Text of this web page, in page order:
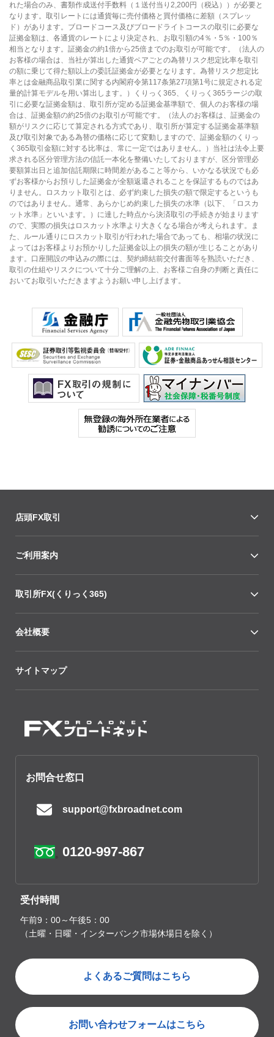
れた場合のみ、書類作成送付手数料（１送付当り2,200円（税込））が必要と
なります。取引レートには通貨毎に売付価格と買付価格に差額（スプレッ
ド）があります。ブロードコース及びブロードライトコースの取引に必要な
証拠金額は、各通貨のレートにより決定され、お取引額の4％・5％・100％
相当となります。証拠金の約1倍から25倍までのお取引が可能です。（法人の
お客様の場合は、当社が算出した通貨ペアごとの為替リスク想定比率を取引
の額に乗じて得た額以上の委託証拠金が必要となります。為替リスク想定比
率とは金融商品取引業に関する内閣府令第117条第27項第1号に規定される定
量的計算モデルを用い算出します。）くりっく365、くりっく365ラージの取
引に必要な証拠金額は、取引所が定める証拠金基準額で、個人のお客様の場
合は、証拠金額の約25倍のお取引が可能です。（法人のお客様は、証拠金の
額がリスクに応じて算定される方式であり、取引所が算定する証拠金基準額
及び取引対象である為替の価格に応じて変動しますので、証拠金額のくりっ
く365取引金額に対する比率は、常に一定ではありません。）当社は法令上要
求される区分管理方法の信託一本化を整備いたしておりますが、区分管理必
要額算出日と追加信託期限に時間差があること等から、いかなる状況でも必
ずお客様からお預りした証拠金が全額返還されることを保証するものではあ
りません。ロスカット取引とは、必ず約束した損失の額で限定するというも
のではありません。通常、あらかじめ約束した損失の水準（以下、「ロスカ
ット水準」といいます。）に達した時点から決済取引の手続きが始まります
ので、実際の損失はロスカット水準より大きくなる場合が考えられます。ま
た、ルール通りにロスカット取引が行われた場合であっても、相場の状況に
よってはお客様よりお預かりした証拠金以上の損失の額が生じることがあり
ます。口座開設の申込みの際には、契約締結前交付書面等を熟読いただき、
取引の仕組やリスクについて十分ご理解の上、お客様ご自身の判断と責任に
おいてお取引いただきますようお願い申し上げます。
店頭FX取引
ご利用案内
取引所FX(くりっく365)
会社概要
サイトマップ
お問合せ窓口
support@fxbroadnet.com
0120-997-867
受付時間
午前9：00～午後5：00
（土曜・日曜・インターバンク市場休場日を除く）
よくあるご質問はこちら
お問い合わせフォームはこちら